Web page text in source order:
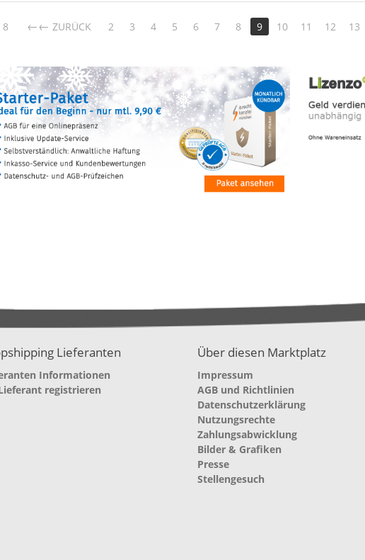
8 ← ZURÜCK 2 3 4 5 6 7 8 9 10 11 12 13
Lieferanten
Informationen
registrieren
Über diesen Marktplatz
Impressum
AGB und Richtlinien
Datenschutzerklärung
Nutzungsrechte
Zahlungsabwicklung
Bilder & Grafiken
Presse
Stellengesuch